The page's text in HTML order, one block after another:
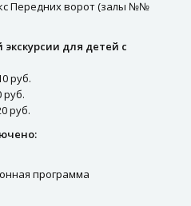
Передних ворот (залы №№
для детей с
руб.
руб.
руб.
программа